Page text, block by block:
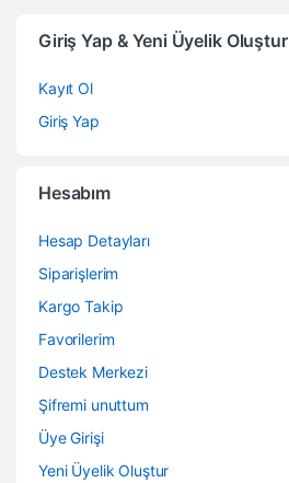
Giriş Yap & Yeni Üyelik Oluştur
Kayıt Ol
Giriş Yap
Hesabım
Hesap Detayları
Siparişlerim
Kargo Takip
Favorilerim
Destek Merkezi
Şifremi unuttum
Üye Girişi
Yeni Üyelik Oluştur